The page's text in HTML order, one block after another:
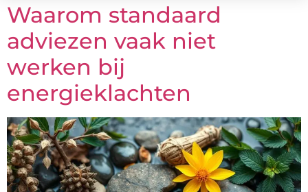
Waarom standaard
adviezen vaak niet
werken bij
energieklachten